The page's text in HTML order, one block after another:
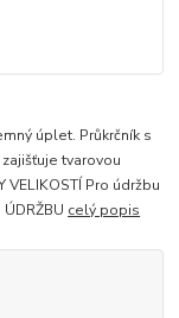
úplet. Průkrčník s
tvarovou
Pro údržbu
celý popis